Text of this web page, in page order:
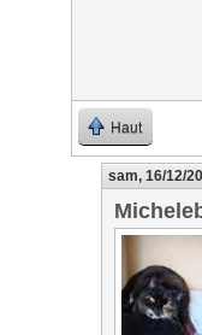
Haut
sam, 16/12/